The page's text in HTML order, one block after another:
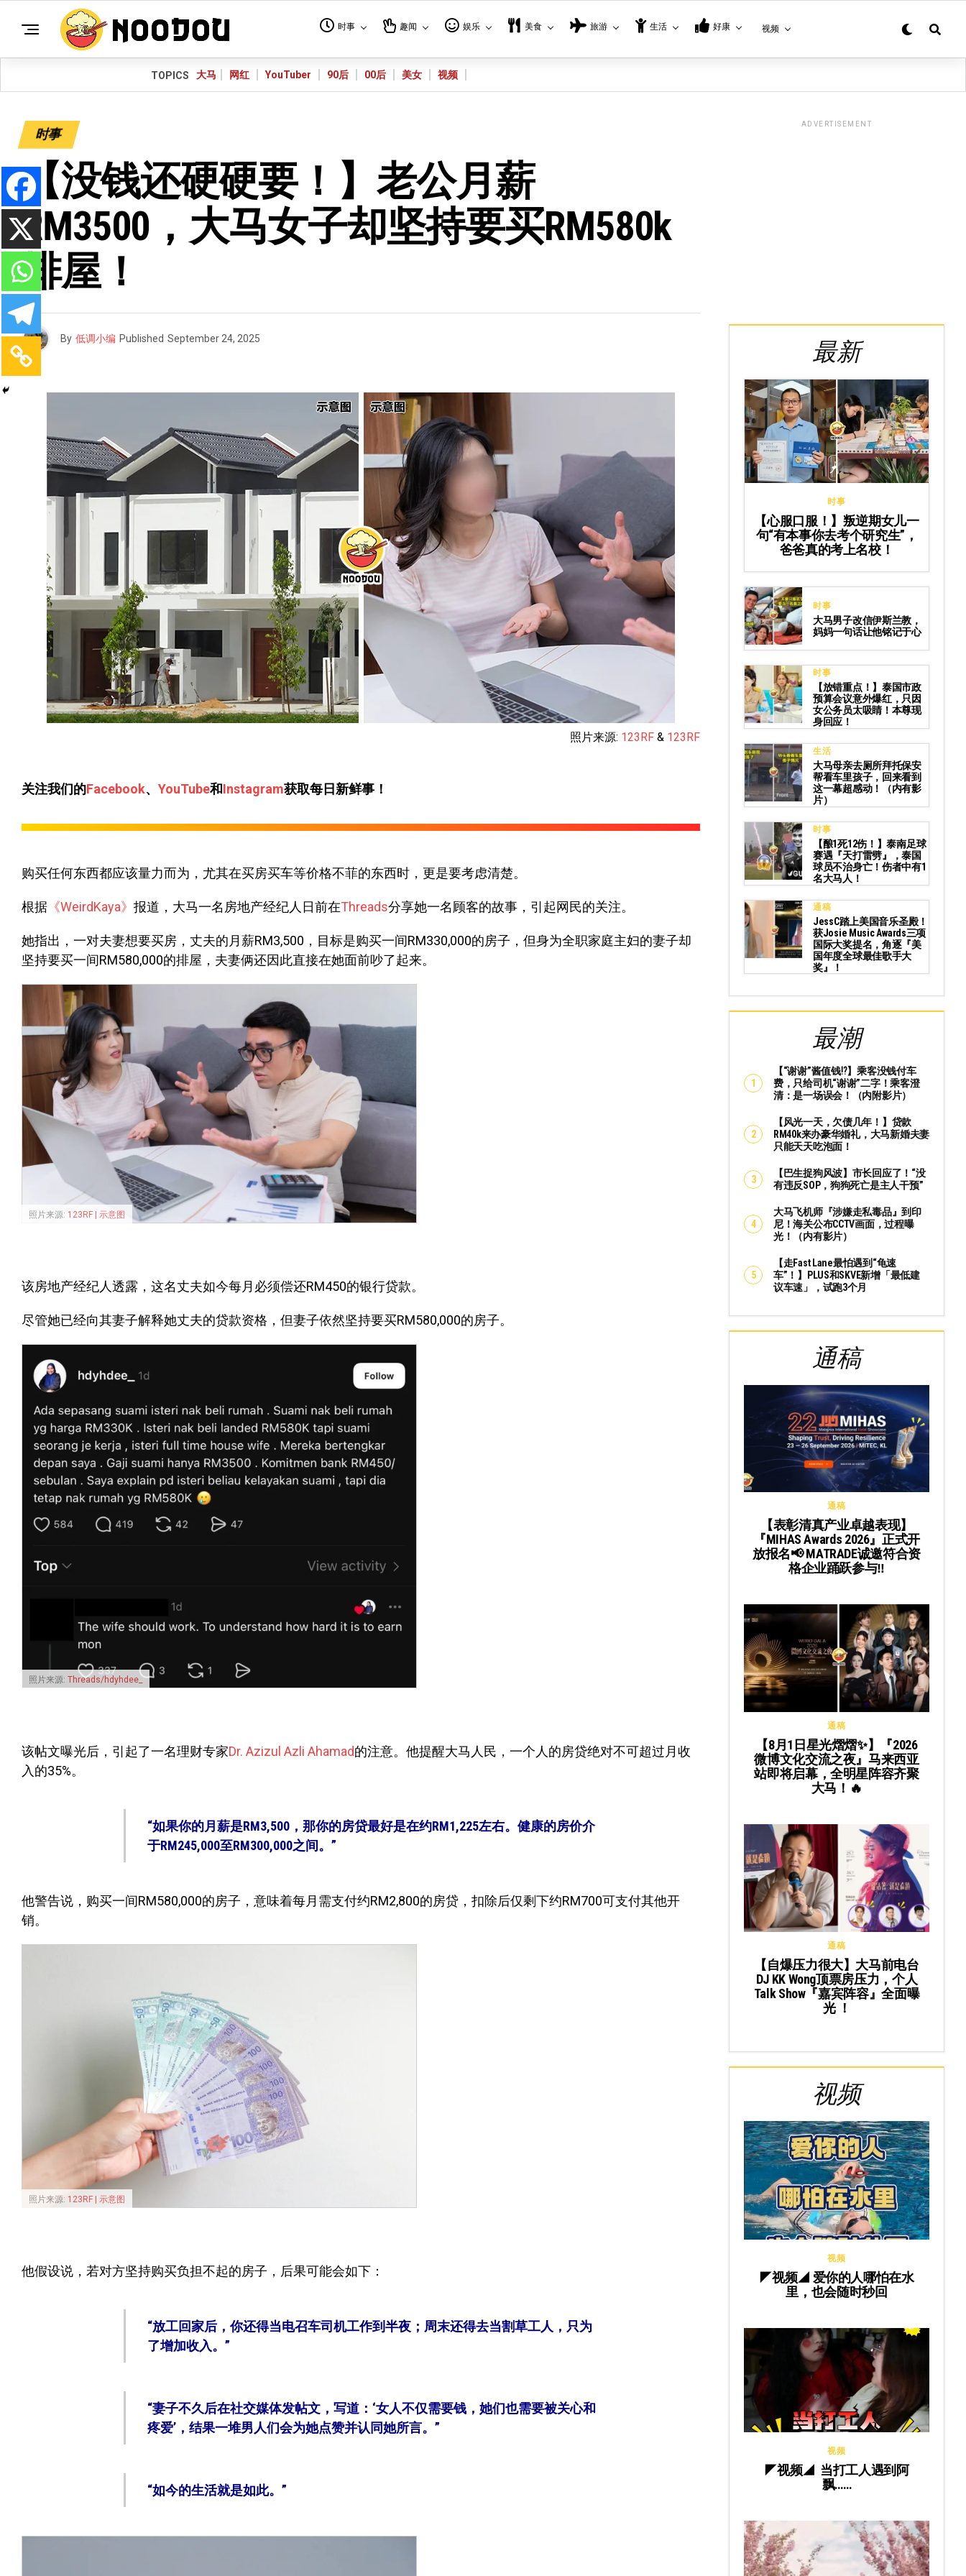
时事 趣闻 娱乐 美食 旅游 生活 好康 视频
TOPICS 大马 网红 YouTuber 90后 00后 美女 视频
时事
【没钱还硬硬要！】老公月薪
RM3500，大马女子却坚持要买RM580k
排屋！
By 低调小编 Published September 24, 2025
照片来源: 123RF & 123RF
关注我们的Facebook、 YouTube和Instagram获取每日新鲜事！
购买任何东西都应该量力而为，尤其在买房买车等价格不菲的东西时，更是要考虑清楚。
根据 《WeirdKaya》 报道，大马一名房地产经纪人日前在Threads分享她一名顾客的故事，引起网民的关注。
她指出，一对夫妻想要买房，丈夫的月薪RM3,500，目标是购买一间RM330,000的房子，但身为全职家庭主妇的妻子却
坚持要买一间RM580,000的排屋，夫妻俩还因此直接在她面前吵了起来。
照片来源: 123RF | 示意图
该房地产经纪人透露，这名丈夫如今每月必须偿还RM450的银行贷款。
尽管她已经向其妻子解释她丈夫的贷款资格，但妻子依然坚持要买RM580,000的房子。
照片来源: Threads/hdyhdee_
该帖文曝光后，引起了一名理财专家Dr. Azizul Azli Ahamad的注意。他提醒大马人民，一个人的房贷绝对不可超过月收
入的35%。
“如果你的月薪是RM3,500，那你的房贷最好是在约RM1,225左右。健康的房价介
于RM245,000至RM300,000之间。”
他警告说，购买一间RM580,000的房子，意味着每月需支付约RM2,800的房贷，扣除后仅剩下约RM700可支付其他开
销。
照片来源: 123RF | 示意图
他假设说，若对方坚持购买负担不起的房子，后果可能会如下：
“放工回家后，你还得当电召车司机工作到半夜；周末还得去当割草工人，只为
了增加收入。”
“妻子不久后在社交媒体发帖文，写道：‘女人不仅需要钱，她们也需要被关心和
疼爱’，结果一堆男人们会为她点赞并认同她所言。”
“如今的生活就是如此。”
ADVERTISEMENT
最新
时事
【心服口服！】叛逆期女儿一
句“有本事你去考个研究生”，
爸爸真的考上名校！
时事
大马男子改信伊斯兰教，
妈妈一句话让他铭记于心
时事
【放错重点！】泰国市政
预算会议意外爆红，只因
女公务员太吸睛！本尊现
身回应！
生活
大马母亲去厕所拜托保安
帮看车里孩子，回来看到
这一幕超感动！（内有影
片）
时事
【酿1死12伤！】泰南足球
赛遇『天打雷劈』，泰国
球员不治身亡！伤者中有1
名大马人！
通稿
JessC踏上美国音乐圣殿！
获Josie Music Awards三项
国际大奖提名，角逐『美
国年度全球最佳歌手大
奖』！
最潮
【“谢谢”酱值钱⁉️】乘客没钱付车
费，只给司机“谢谢”二字！乘客澄
清：是一场误会！（内附影片）
【风光一天，欠债几年！】贷款
RM40k来办豪华婚礼，大马新婚夫妻
只能天天吃泡面！
【巴生捉狗风波】市长回应了！“没
有违反SOP，狗狗死亡是主人干预”
大马飞机师『涉嫌走私毒品』到印
尼！海关公布CCTV画面，过程曝
光！（内有影片）
【走Fast Lane最怕遇到“龟速
车”！】PLUS和SKVE新增「最低建
议车速」，试跑3个月
通稿
通稿
【表彰清真产业卓越表现】
『MIHAS Awards 2026』正式开
放报名📢 MATRADE诚邀符合资
格企业踊跃参与‼️
通稿
【8月1日星光熠熠✨】『2026
微博文化交流之夜』马来西亚
站即将启幕，全明星阵容齐聚
大马！🔥
通稿
【自爆压力很大】大马前电台
DJ KK Wong顶票房压力，个人
Talk Show『嘉宾阵容』全面曝
光 ！
视频
视频
◤视频◢ 爱你的人哪怕在水
里，也会随时秒回
视频
◤视频◢ 当打工人遇到阿
飘……